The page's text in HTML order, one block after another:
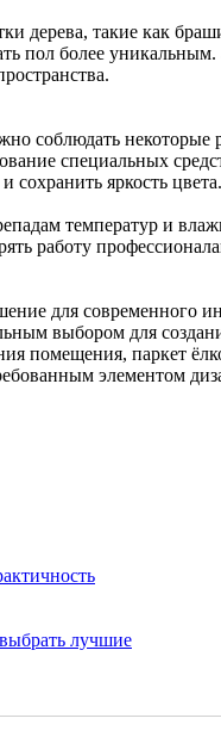
дерева, такие как
пол более
соблюдать некоторые
специальных
сохранить яркость цвета.
температур и
работу
для современного
выбором для
помещения, паркет
элементом
лучшие